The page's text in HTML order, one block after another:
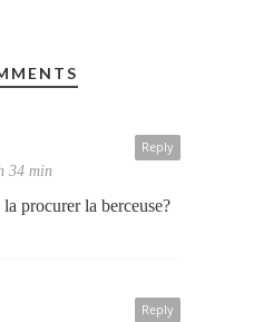
Reply
34 min
la procurer la berceuse?
Reply